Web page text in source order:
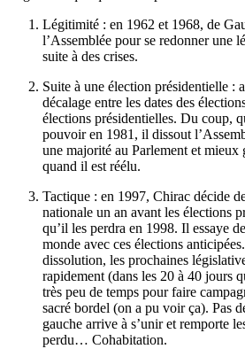
Légitimité : en 1962 et 1968, de
l’Assemblée pour se redonner une
suite à des crises.
Suite à une élection présidentielle :
décalage entre les dates des
élections présidentielles. Du coup,
pouvoir en 1981, il dissout
une majorité au Parlement et mieux
quand il est réélu.
Tactique : en 1997, Chirac décide
nationale un an avant les élections
qu’il les perdra en 1998. Il essaye
monde avec ces élections
dissolution, les prochaines
rapidement (dans les 20 à 40 jours
très peu de temps pour faire
sacré bordel (on a pu voir ça). Pas
gauche arrive à s’unir et remporte
perdu… Cohabitation.